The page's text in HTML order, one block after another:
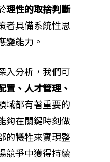
理性的取捨判斷
者具備系統性思
變能力。
入分析，我們可
置、人才管理、
域都有著重要的
夠在關鍵時刻做
的犧牲來實現整
競爭中獲得持續